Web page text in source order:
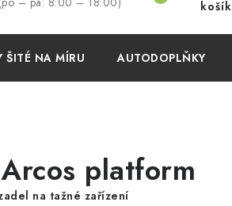
NÁKUPNÍ
košík
ŠITÉ NA MÍRU AUTODOPLŇKY
platform
na tažné zařízení